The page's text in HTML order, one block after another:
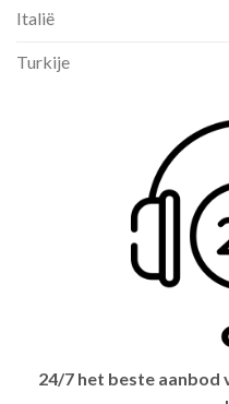
Italië
Turkije
24/7 het beste